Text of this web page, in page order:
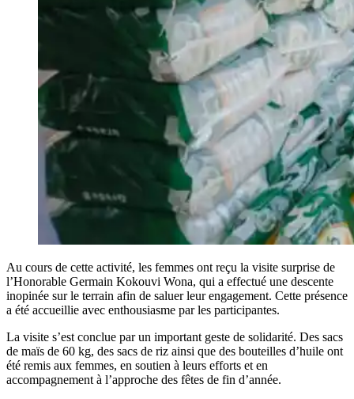
Au cours de cette activité, les femmes ont reçu la visite surprise de
l’Honorable Germain Kokouvi Wona, qui a effectué une descente
inopinée sur le terrain afin de saluer leur engagement. Cette présence
a été accueillie avec enthousiasme par les participantes.
La visite s’est conclue par un important geste de solidarité. Des sacs
de maïs de 60 kg, des sacs de riz ainsi que des bouteilles d’huile ont
été remis aux femmes, en soutien à leurs efforts et en
accompagnement à l’approche des fêtes de fin d’année.